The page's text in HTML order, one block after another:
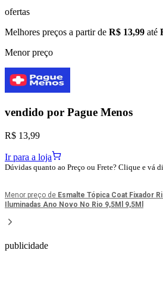
ofertas
Melhores preços a partir de R$ 13,99 até
Menor preço
vendido por Pague Menos
R$ 13,99
Ir para a loja
Dúvidas quanto ao Preço ou Frete? Clique e vá
Menor preço de Esmalte Tópica Coat Fixador
Iluminadas Ano Novo No Rio 9,5Ml 9,5Ml
publicidade